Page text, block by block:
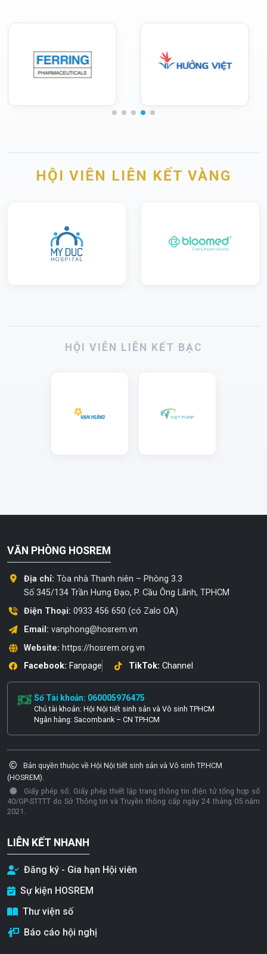
HỘI VIÊN LIÊN KẾT VÀNG
HỘI VIÊN LIÊN KẾT BẠC
VĂN PHÒNG HOSREM
Địa chỉ: Tòa nhà Thanh niên – Phòng 3.3
Số 345/134 Trần Hưng Đạo, P. Cầu Ông Lãnh, TPHCM
Điện Thoại: 0933 456 650 (có Zalo OA)
Email: vanphong@hosrem.vn
Website: https://hosrem.org.vn
Facebook: Fanpage TikTok: Channel
Số Tài khoản: 060005976475
Chủ tài khoản: Hội Nội tiết sinh sản và Vô sinh TPHCM
Ngân hàng: Sacombank – CN TPHCM
Bản quyền thuộc về Hội Nội tiết sinh sản và Vô sinh TP.HCM
(HOSREM).
Giấy phép số: Giấy phép thiết lập trang thông tin điện tử tổng hợp số
40/GP-STTTT do Sở Thông tin và Truyền thông cấp ngày 24 tháng 05 năm
2021.
LIÊN KẾT NHANH
Đăng ký - Gia hạn Hội viên
Sự kiện HOSREM
Thư viện số
Báo cáo hội nghị